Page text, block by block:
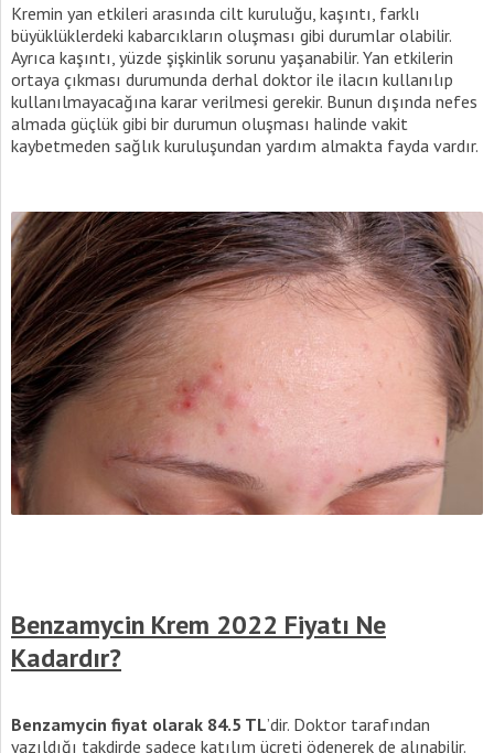
Kremin yan etkileri arasında cilt kuruluğu, kaşıntı, farklı
büyüklüklerdeki kabarcıkların oluşması gibi durumlar olabilir.
Ayrıca kaşıntı, yüzde şişkinlik sorunu yaşanabilir. Yan etkilerin
ortaya çıkması durumunda derhal doktor ile ilacın kullanılıp
kullanılmayacağına karar verilmesi gerekir. Bunun dışında nefes
almada güçlük gibi bir durumun oluşması halinde vakit
kaybetmeden sağlık kuruluşundan yardım almakta fayda vardır.
Benzamycin Krem 2022 Fiyatı Ne
Kadardır?
Benzamycin fiyat olarak 84.5 TL’dir. Doktor tarafından
yazıldığı takdirde sadece katılım ücreti ödenerek de alınabilir.